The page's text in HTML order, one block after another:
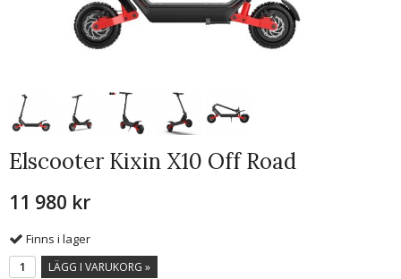
Elscooter Kixin X10 Off Road
11 980 kr
Finns i lager
LÄGG I VARUKORG »